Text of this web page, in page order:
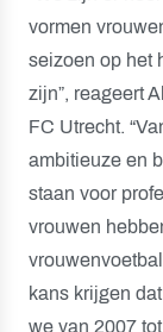
vormen
seizoen op het
zijn”, reageert
FC Utrecht.
ambitieuze en
staan voor
vrouwen
kans krijgen
we van 2007